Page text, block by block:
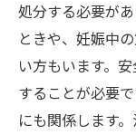
処分する必要が
ときや、妊娠中
い方もいます。
することが必要
にも関係します